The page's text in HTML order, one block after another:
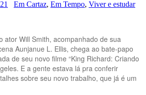
Em Cartaz, Em Tempo, Viver e estudar
ator Will Smith, acompanhado de sua
Aunjanue L. Ellis, chega ao bate-papo
de seu novo filme “King Richard: Criando
E a gente estava lá pra conferir
sobre seu novo trabalho, que já é um